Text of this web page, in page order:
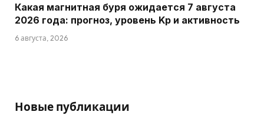
Какая магнитная буря ожидается 7 августа
2026 года: прогноз, уровень Kp и активность
6 августа, 2026
Новые публикации